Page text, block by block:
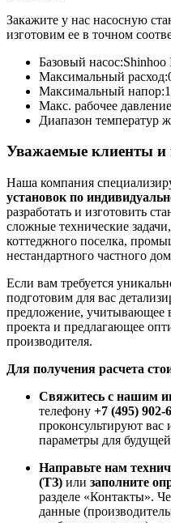
Закажите у нас насосную
изготовим ее в точном
Базовый насос:
Максимальный расход:
Максимальный напор:
Макс. рабочее
Диапазон температур
Уважаемые клиенты и
Наша компания
установок по
разработать и изготовить
сложные технические
коттеджного поселка,
нестандартного частного
Если вам требуется
подготовим для вас
предложение, учитывающее
проекта и предлагающее
производителя.
Для получения расчета
Свяжитесь с нашим
телефону +7 (495) 902-
проконсультируют
параметры для
Направьте нам
(ТЗ) или заполните
разделе «Контакты».
данные